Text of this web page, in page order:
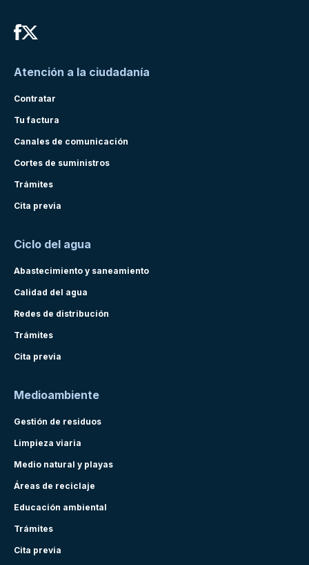
Atención a la ciudadanía
Contratar
Tu factura
Canales de comunicación
Cortes de suministros
Trámites
Cita previa
Ciclo del agua
Abastecimiento y saneamiento
Calidad del agua
Redes de distribución
Trámites
Cita previa
Medioambiente
Gestión de residuos
Limpieza viaria
Medio natural y playas
Áreas de reciclaje
Educación ambiental
Trámites
Cita previa